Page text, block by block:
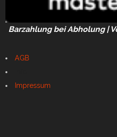
Barzahlung bei Abholung |
AGB
Impressum